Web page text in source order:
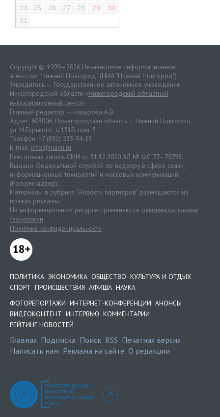
24
25 26 27 28 29
30
31
Copyright © 1999—2026 Независимое информационное
агентство "Нижний Новгород" (НИА "Нижний Новгород")
Учредитель — Государственное автономное учреждение
Нижегородской области «Нижегородский областной
информационный центр»
Главный редактор — Назарова А.В.
Адрес: 603006, Нижегородская область, г. Нижний Новгород.
ул. М.Горького, д.151Б, пом. 5
Телефон: +7 (831) 233-94-53
E-mail: info@niann.ru
Реестровая запись СМИ от 31.12.2020 ЭЛ № ФС 77 - 79798.
Выдано Федеральной службой по надзору в сфере связи,
информационных технологий и массовых коммуникаций
(Роскомнадзор).
Материалы в рубрике "Новости партнеров" размещаются на
правах рекламы.
На информационном ресурсе применяются рекомендательные
технологии.
Политика конфиденциальности
18+
ПОЛИТИКА ЭКОНОМИКА ОБЩЕСТВО КУЛЬТУРА И ОТДЫХ
СПОРТ ПРОИСШЕСТВИЯ АФИША НАУКА
ФОТОРЕПОРТАЖИ ИНТЕРНЕТ-КОНФЕРЕНЦИИ АНОНСЫ
ВИДЕОКОНТЕНТ ИНТЕРВЬЮ КОММЕНТАРИИ
РЕЙТИНГ НОВОСТЕЙ
Главная Подписка Поиск RSS Печатная версия
Написать нам Реклама на сайте О редакции